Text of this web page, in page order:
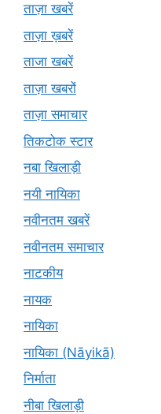
ताज़ा खबरें
ताज़ा ख़बरें
ताजा खबरें
ताज़ा खबरों
ताज़ा समाचार
तिकटोक स्टार
नबा खिलाड़ी
नयी नायिका
नवीनतम खबरें
नवीनतम समाचार
नाटकीय
नायक
नायिका
नायिका (Nāyikā)
निर्माता
नीबा खिलाड़ी